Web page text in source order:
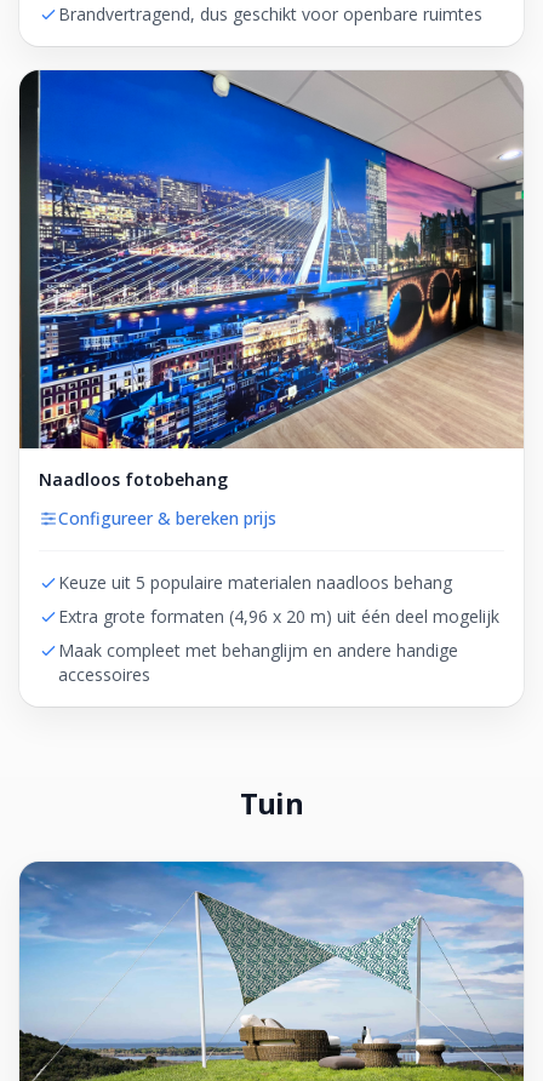
Brandvertragend, dus geschikt voor openbare ruimtes
Naadloos fotobehang
Configureer & bereken prijs
Keuze uit 5 populaire materialen naadloos behang
Extra grote formaten (4,96 x 20 m) uit één deel mogelijk
Maak compleet met behanglijm en andere handige
accessoires
Tuin